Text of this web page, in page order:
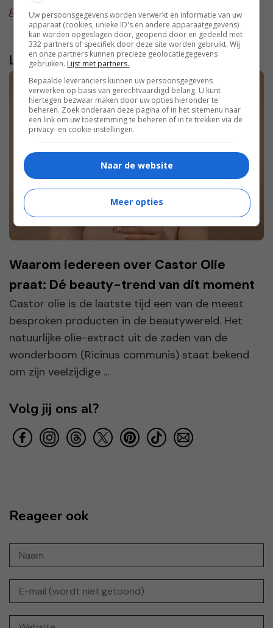
graag alles over!
Lees verder...
Waarom iedereen over Castor Olie
praat: Dé beauty-trend van dit moment
Castor olie is de laatste tijd een van de meest
besproken producten in de beautywereld. Het
natuurlijke olie-extract uit de zaden van de
wonderboom (Ricinus communis) staat bekend
om zijn veelzijdige ...
Volg jij ons al?
Reageer ook
Uw persoonsgegevens worden verwerkt en informatie van uw
apparaat (cookies, unieke ID's en andere apparaatgegevens)
kan worden opgeslagen door, geopend door en gedeeld met
332 partners of specifiek door deze site worden gebruikt. Wij
en onze partners kunnen precieze geolocatiegegevens
gebruiken. Lijst met partners.
Bepaalde leveranciers kunnen uw persoonsgegevens
verwerken op basis van gerechtvaardigd belang. U kunt
hiertegen bezwaar maken door uw opties hieronder te
beheren. Zoek onderaan deze pagina of in het sitemenu naar
een link om uw toestemming te beheren of in te trekken via de
privacy- en cookie-instellingen.
Naar de website
Meer opties